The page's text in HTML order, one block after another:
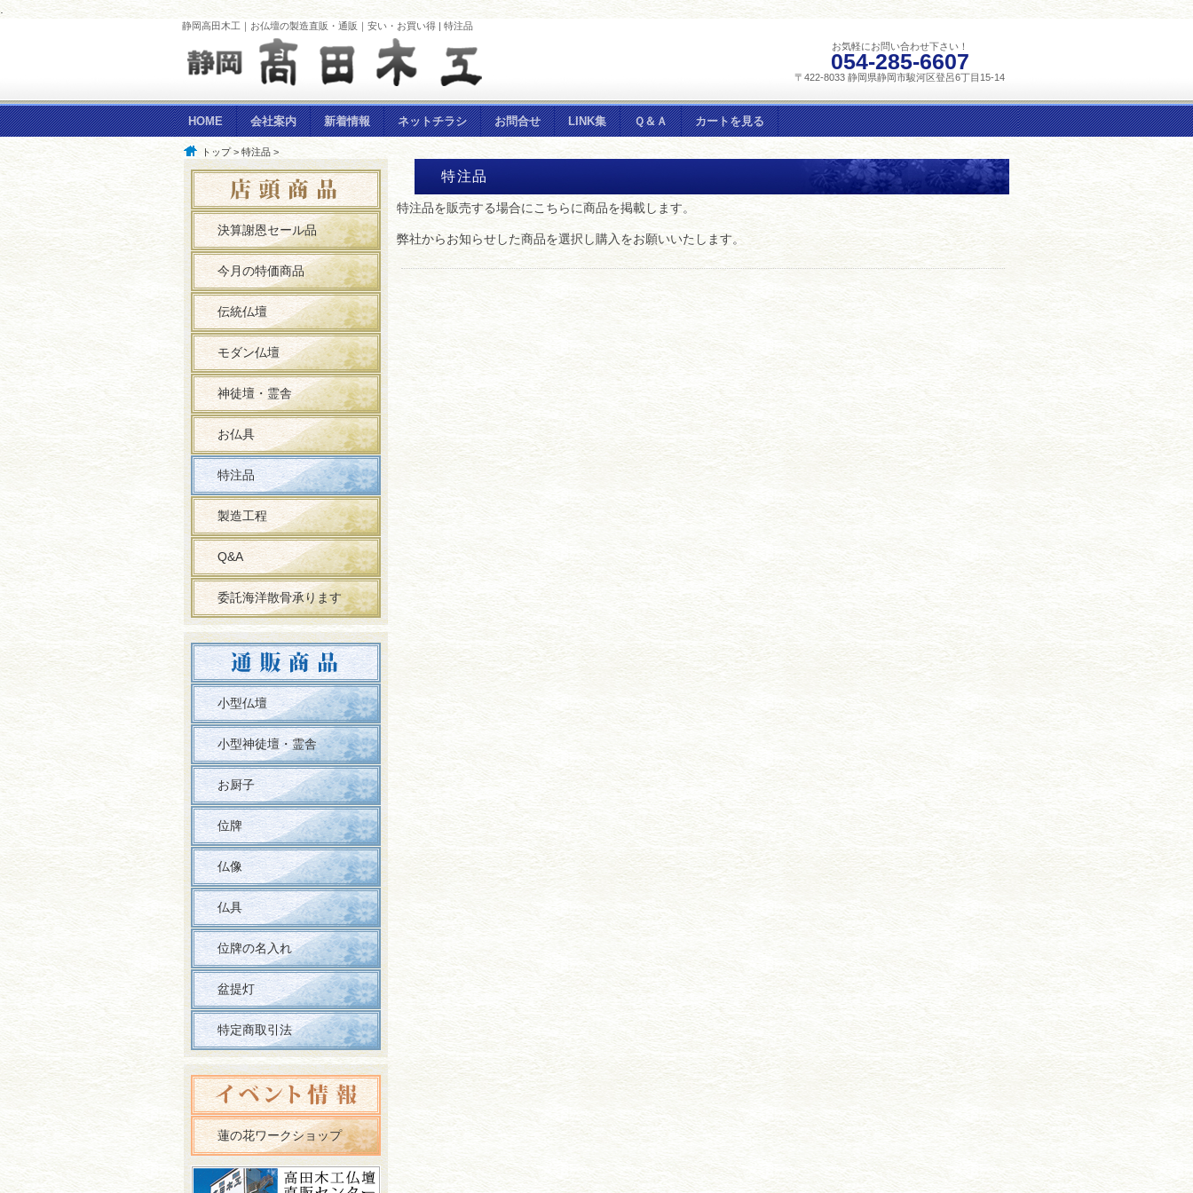
.
静岡高田木工｜お仏壇の製造直販・通販｜安い・お買い得 | 特注品
お気軽にお問い合わせ下さい！
054-285-6607
〒422-8033 静岡県静岡市駿河区登呂6丁目15-14
HOME 会社案内 新着情報 ネットチラシ お問合せ LINK集 Ｑ＆Ａ カートを見る
トップ> 特注品 >
特注品
特注品を販売する場合にこちらに商品を掲載します。
弊社からお知らせした商品を選択し購入をお願いいたします。
決算謝恩セール品
今月の特価商品
伝統仏壇
モダン仏壇
神徒壇・霊舎
お仏具
特注品
製造工程
Q&A
委託海洋散骨承ります
小型仏壇
小型神徒壇・霊舎
お厨子
位牌
仏像
仏具
位牌の名入れ
盆提灯
特定商取引法
蓮の花ワークショップ